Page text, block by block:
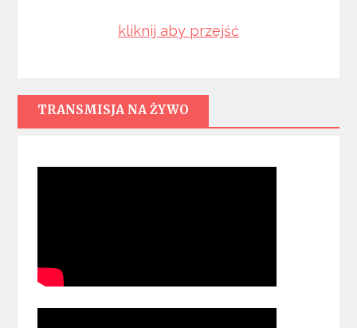
kliknij aby przejść
TRANSMISJA NA ŻYWO